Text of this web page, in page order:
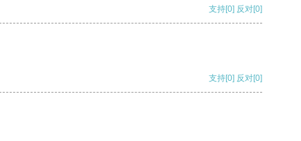
支持[0] 反对[0]
支持[0] 反对[0]